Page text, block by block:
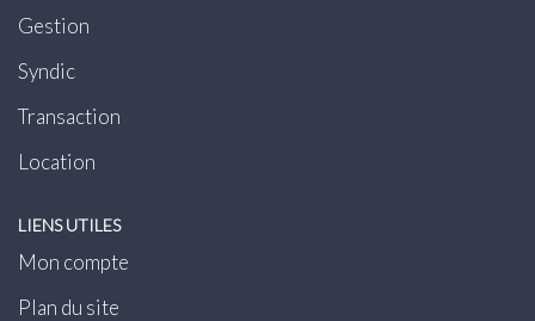
Gestion
Syndic
Transaction
Location
LIENS UTILES
Mon compte
Plan du site